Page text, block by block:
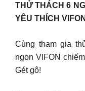
THỬ THÁCH 6
YÊU THÍCH VIFON
Cùng tham gia
ngon VIFON
Gét gô!